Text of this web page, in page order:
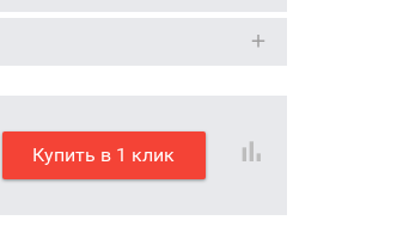
Купить в 1 клик